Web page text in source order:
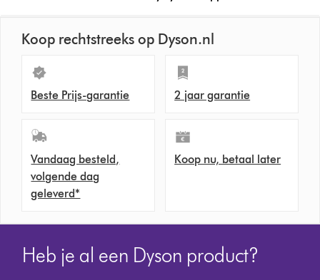
Koop rechtstreeks op Dyson.nl
Beste Prijs-garantie 2 jaar garantie
Vandaag besteld,
volgende dag
geleverd*
Koop nu, betaal later
Heb je al een Dyson product?